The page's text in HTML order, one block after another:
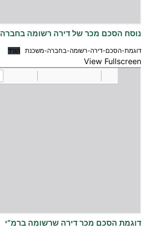
נוסח הסכם מכר של דירה רשומה
דוגמת-הסכם-דירה-רשומה-בחברה-משכנת הורד
View Fullscreen
דוגמת הסכם מכר דירה שרשומה ברמ”י